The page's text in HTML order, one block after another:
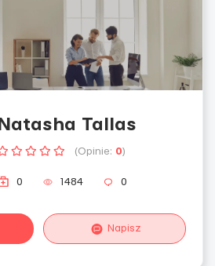
Natasha Tallas
(Opinie: 0)
0 1484 0
Napisz